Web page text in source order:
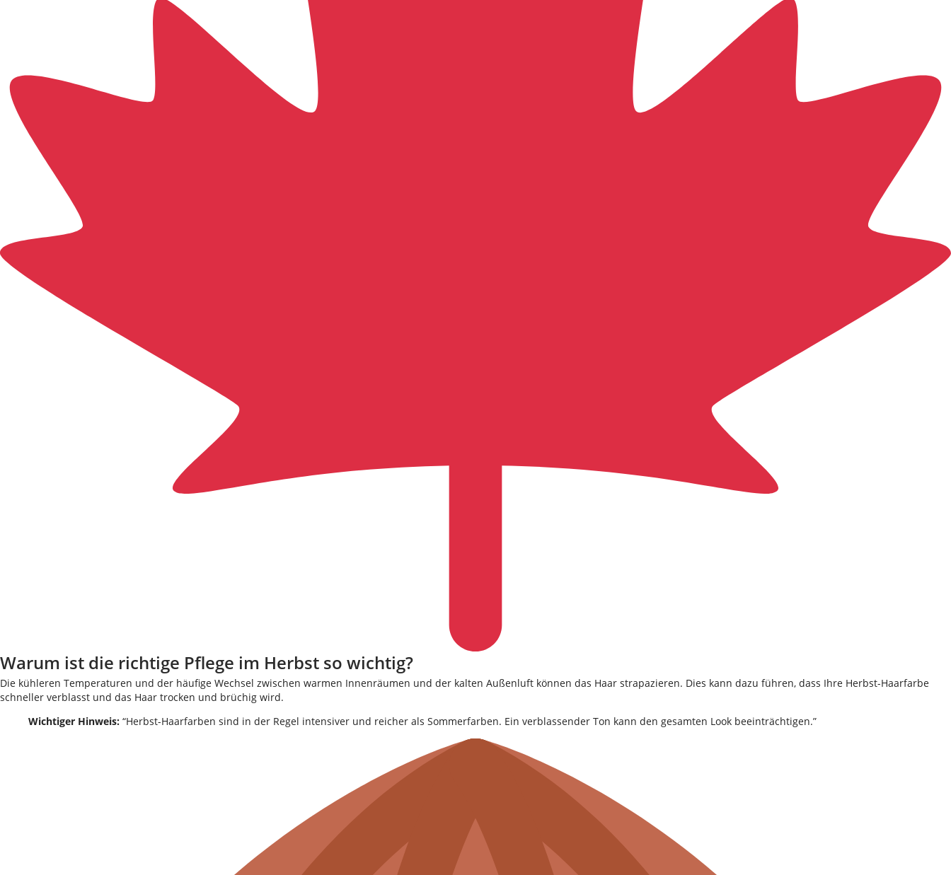
Warum ist die richtige Pflege im Herbst so wichtig?
Die kühleren Temperaturen und der häufige Wechsel zwischen warmen Innenräumen und der kalten Außenluft können das Haar strapazieren. Dies kann dazu führen, dass Ihre Herbst-Haarfarbe
schneller verblasst und das Haar trocken und brüchig wird.
Wichtiger Hinweis: “Herbst-Haarfarben sind in der Regel intensiver und reicher als Sommerfarben. Ein verblassender Ton kann den gesamten Look beeinträchtigen.”